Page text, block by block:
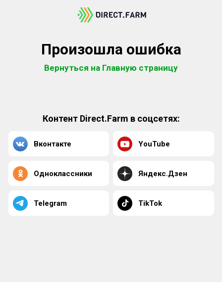
Произошла ошибка
Вернуться на Главную страницу
Контент Direct.Farm в соцсетях:
Вконтакте YouTube
Одноклассники Яндекс.Дзен
Telegram TikTok